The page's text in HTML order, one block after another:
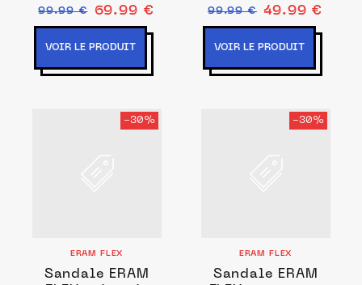
99.99 € 69.99 €
VOIR LE PRODUIT
99.99 € 49.99 €
VOIR LE PRODUIT
-30%
ERAM FLEX
Sandale ERAM
-30%
ERAM FLEX
Sandale ERAM